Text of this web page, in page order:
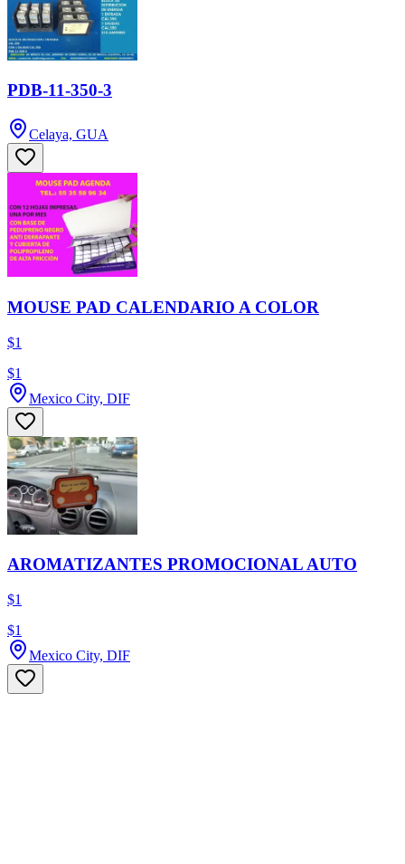
PDB-11-350-3
Celaya, GUA
MOUSE PAD CALENDARIO A COLOR
$1
$1
Mexico City, DIF
AROMATIZANTES PROMOCIONAL AUTO
$1
$1
Mexico City, DIF